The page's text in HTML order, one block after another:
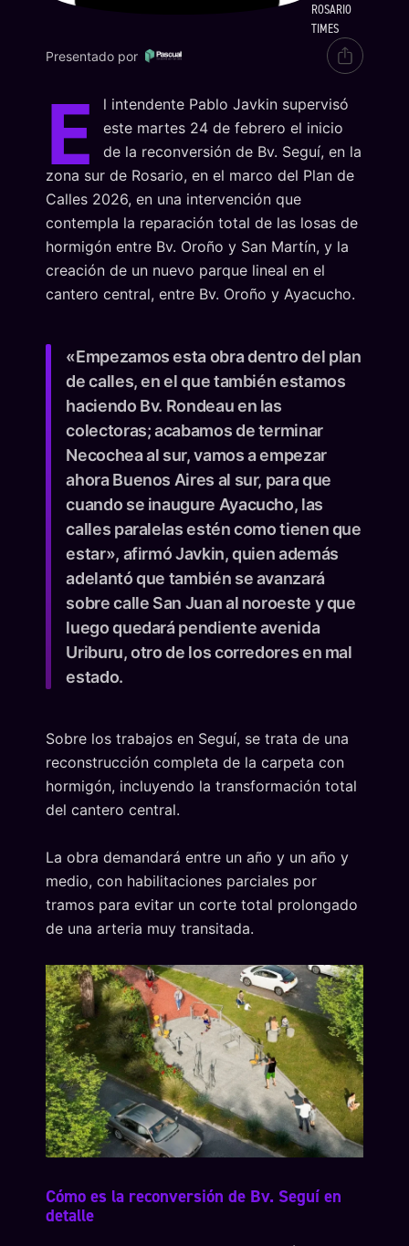
ROSARIO
TIMES
Presentado por
E
l intendente Pablo Javkin supervisó
este martes 24 de febrero el inicio
de la reconversión de Bv. Seguí, en la
zona sur de Rosario, en el marco del Plan de
Calles 2026, en una intervención que
contempla la reparación total de las losas de
hormigón entre Bv. Oroño y San Martín, y la
creación de un nuevo parque lineal en el
cantero central, entre Bv. Oroño y Ayacucho.
«Empezamos esta obra dentro del plan
de calles, en el que también estamos
haciendo Bv. Rondeau en las
colectoras; acabamos de terminar
Necochea al sur, vamos a empezar
ahora Buenos Aires al sur, para que
cuando se inaugure Ayacucho, las
calles paralelas estén como tienen que
estar», afirmó Javkin, quien además
adelantó que también se avanzará
sobre calle San Juan al noroeste y que
luego quedará pendiente avenida
Uriburu, otro de los corredores en mal
estado.
Sobre los trabajos en Seguí, se trata de una
reconstrucción completa de la carpeta con
hormigón, incluyendo la transformación total
del cantero central.
La obra demandará entre un año y un año y
medio, con habilitaciones parciales por
tramos para evitar un corte total prolongado
de una arteria muy transitada.
Cómo es la reconversión de Bv. Seguí en
detalle